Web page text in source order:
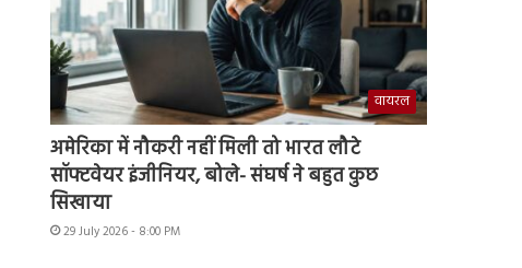
वायरल
अमेरिका में नौकरी नहीं मिली तो भारत लौटे
सॉफ्टवेयर इंजीनियर, बोले- संघर्ष ने बहुत कुछ
सिखाया
29 July 2026 - 8:00 PM